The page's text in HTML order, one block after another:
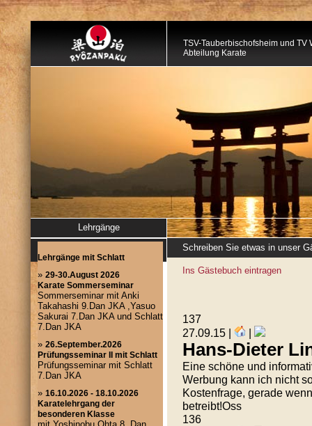
TSV-Tauberbischofsheim und TV
Abteilung Karate
Lehrgänge
Schreiben Sie etwas in unser
Ins Gästebuch eintragen
137
27.09.15 |
|
Hans-Dieter
Eine schöne und
Werbung kann ich nicht
Kostenfrage, gerade
betreibt!Oss
136